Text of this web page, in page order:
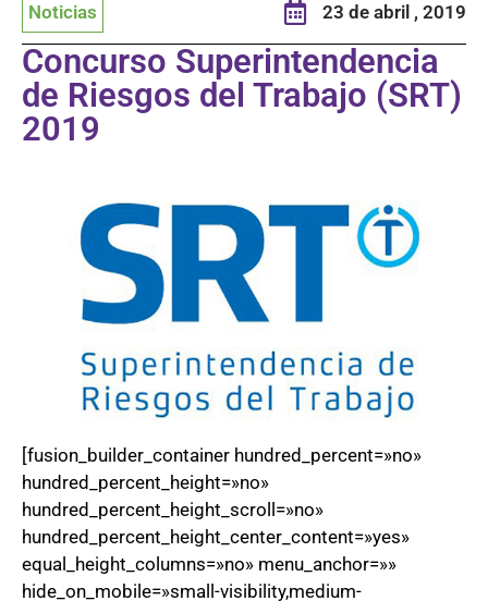
Noticias 23 de abril , 2019
Concurso Superintendencia
de Riesgos del Trabajo (SRT)
2019
[fusion_builder_container hundred_percent=»no»
hundred_percent_height=»no»
hundred_percent_height_scroll=»no»
hundred_percent_height_center_content=»yes»
equal_height_columns=»no» menu_anchor=»»
hide_on_mobile=»small-visibility,medium-